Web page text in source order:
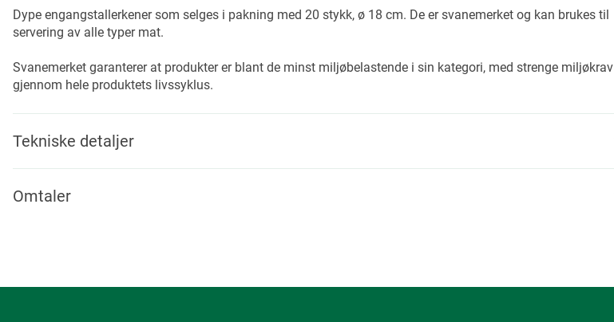
the
images
Dype engangstallerkener som selges i pakning med 20 stykk, ø 18 cm. De er svanemerket og kan brukes til
servering av alle typer mat.
Svanemerket garanterer at produkter er blant de minst miljøbelastende i sin kategori, med strenge miljøkrav
gjennom hele produktets livssyklus.
Tekniske detaljer
Omtaler